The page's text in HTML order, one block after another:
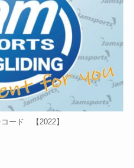
ード 【2022】